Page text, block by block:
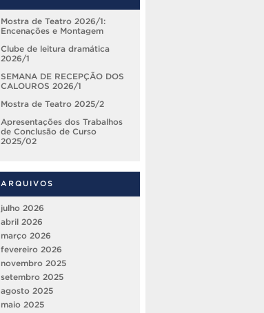
Mostra de Teatro 2026/1:
Encenações e Montagem
Clube de leitura dramática
2026/1
SEMANA DE RECEPÇÃO DOS
CALOUROS 2026/1
Mostra de Teatro 2025/2
Apresentações dos Trabalhos
de Conclusão de Curso
2025/02
ARQUIVOS
julho 2026
abril 2026
março 2026
fevereiro 2026
novembro 2025
setembro 2025
agosto 2025
maio 2025